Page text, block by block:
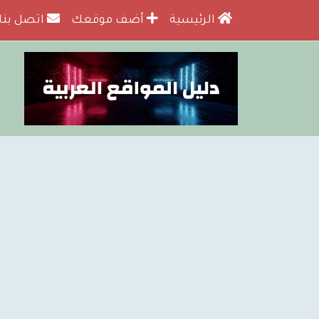
الرئيسية أضف موقعك اتصل بنا